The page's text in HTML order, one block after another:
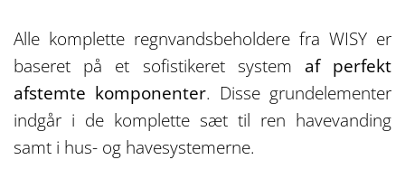
Alle komplette regnvandsbeholdere fra WISY er
baseret på et sofistikeret system af perfekt
afstemte komponenter. Disse grundelementer
indgår i de komplette sæt til ren havevanding
samt i hus- og havesystemerne.